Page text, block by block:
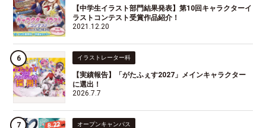
【中学生イラスト部門結果発表】第10回キャラクターイ
ラストコンテスト受賞作品紹介！
2021.12.20
イラストレーター科
【実績報告】「がたふぇす2027」メインキャラクター
に選出！
2026.7.7
オープンキャンパス